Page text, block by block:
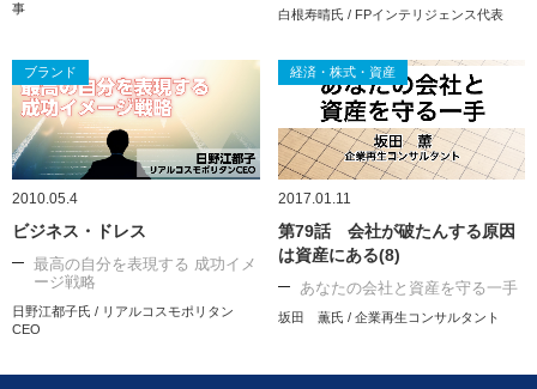
事
白根寿晴氏 / FPインテリジェンス代表
ブランド
2010.05.4
ビジネス・ドレス
最高の自分を表現する 成功イメ
ージ戦略
日野江都子氏 / リアルコスモポリタン
CEO
経済・株式・資産
2017.01.11
第79話 会社が破たんする原因
は資産にある(8)
あなたの会社と資産を守る一手
坂田 薫氏 / 企業再生コンサルタント